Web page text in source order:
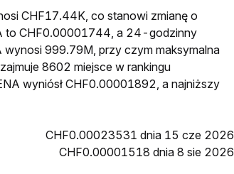
CHF17.44K, co stanowi zmianę o
to CHF0.00001744, a 24-godzinny
999.79M, przy czym maksymalna
8602 miejsce w rankingu
wyniósł CHF0.00001892, a najniższy
CHF0.00023531 dnia 15 cze 2026
CHF0.00001518 dnia 8 sie 2026